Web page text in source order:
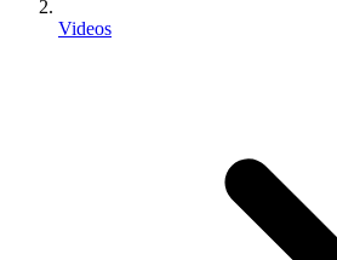
Videos